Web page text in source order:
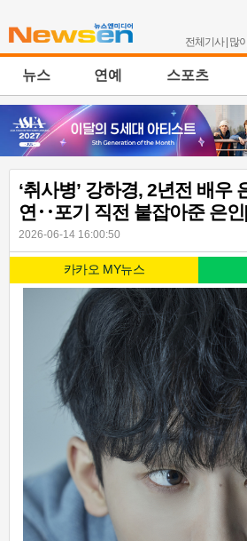
전체기사| 많
뉴스 연예 스포츠
‘취사병’ 강하경, 2년전 배우
연‥포기 직전 붙잡아준 은
2026-06-14 16:00:50
카카오 MY뉴스